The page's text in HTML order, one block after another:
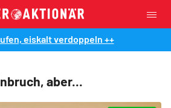
eiskalt verdoppeln ++
aber...